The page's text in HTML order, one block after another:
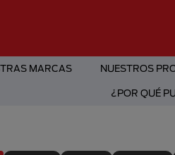
MARCAS NUESTROS
¿POR QUÉ